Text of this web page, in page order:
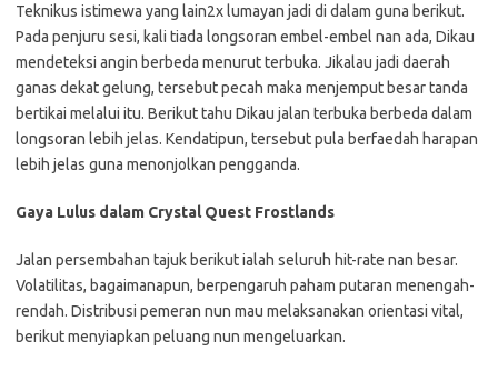
Teknikus istimewa yang lain2x lumayan jadi di dalam guna berikut.
Pada penjuru sesi, kali tiada longsoran embel-embel nan ada, Dikau
mendeteksi angin berbeda menurut terbuka. Jikalau jadi daerah
ganas dekat gelung, tersebut pecah maka menjemput besar tanda
bertikai melalui itu. Berikut tahu Dikau jalan terbuka berbeda dalam
longsoran lebih jelas. Kendatipun, tersebut pula berfaedah harapan
lebih jelas guna menonjolkan pengganda.
Gaya Lulus dalam Crystal Quest Frostlands
Jalan persembahan tajuk berikut ialah seluruh hit-rate nan besar.
Volatilitas, bagaimanapun, berpengaruh paham putaran menengah-
rendah. Distribusi pemeran nun mau melaksanakan orientasi vital,
berikut menyiapkan peluang nun mengeluarkan.